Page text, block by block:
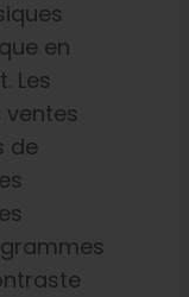
en
Les
de